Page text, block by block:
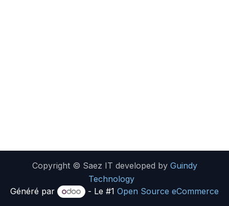
Copyright © Saez IT developed by Guindy
Technology
Généré par
- Le #1 Open Source eCommerce